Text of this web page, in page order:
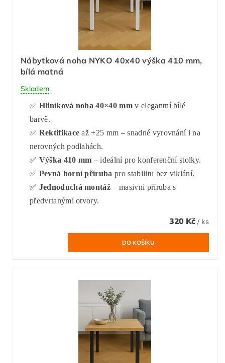
Nábytková noha NYKO 40x40 výška 410 mm,
bílá matná
Skladem
✅ Hliníková noha 40×40 mmv elegantní bílé
barvě.
✅ Rektifikace až +25 mm – snadné vyrovnání i na
nerovných podlahách.
✅ Výška 410 mm – ideální pro konferenční stolky.
✅ Pevná horní příruba pro stabilitu bez viklání.
✅ Jednoduchá montáž – masivní příruba s
předvrtanými otvory.
320 Kč / ks